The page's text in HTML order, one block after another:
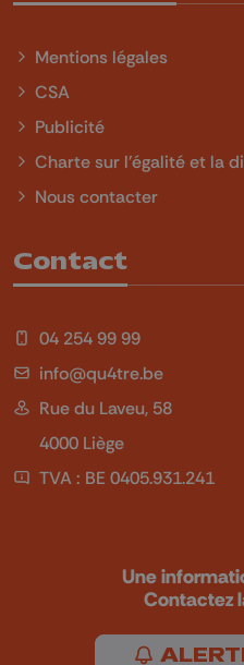
Mentions légales
CSA
Publicité
Charte sur l'égalité et la
Nous contacter
Contact
04 254 99 99
info@qu4tre.be
Rue du Laveu, 58
4000 Liège
TVA : BE 0405.931.241
Une
Contactez